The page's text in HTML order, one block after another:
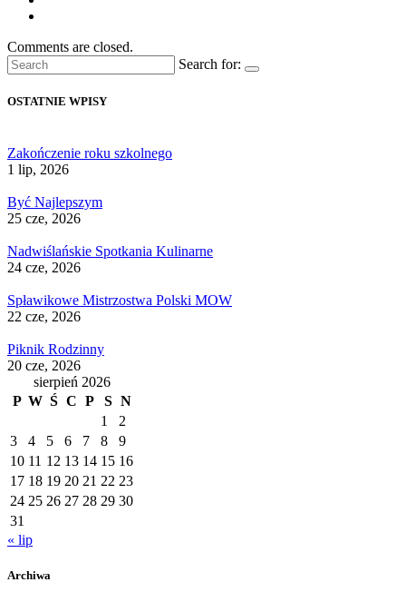
Comments are closed.
Search for:
OSTATNIE WPISY
Zakończenie roku szkolnego
1 lip, 2026
Być Najlepszym
25 cze, 2026
Nadwiślańskie Spotkania Kulinarne
24 cze, 2026
Spławikowe Mistrzostwa Polski MOW
22 cze, 2026
Piknik Rodzinny
20 cze, 2026
sierpień 2026
P W Ś C P S N
1
2
3
4 5 6 7 8
9
10 11 12 13 14 15 16
17 18 19 20 21 22 23
24 25 26 27 28 29 30
31
« lip
Archiwa